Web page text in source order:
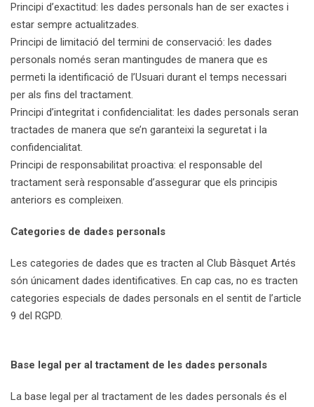
Principi d’exactitud: les dades personals han de ser exactes i
estar sempre actualitzades.
Principi de limitació del termini de conservació: les dades
personals només seran mantingudes de manera que es
permeti la identificació de l’Usuari durant el temps necessari
per als fins del tractament.
Principi d’integritat i confidencialitat: les dades personals seran
tractades de manera que se’n garanteixi la seguretat i la
confidencialitat.
Principi de responsabilitat proactiva: el responsable del
tractament serà responsable d’assegurar que els principis
anteriors es compleixen.
Categories de dades personals
Les categories de dades que es tracten al Club Bàsquet Artés
són únicament dades identificatives. En cap cas, no es tracten
categories especials de dades personals en el sentit de l’article
9 del RGPD.
Base legal per al tractament de les dades personals
La base legal per al tractament de les dades personals és el